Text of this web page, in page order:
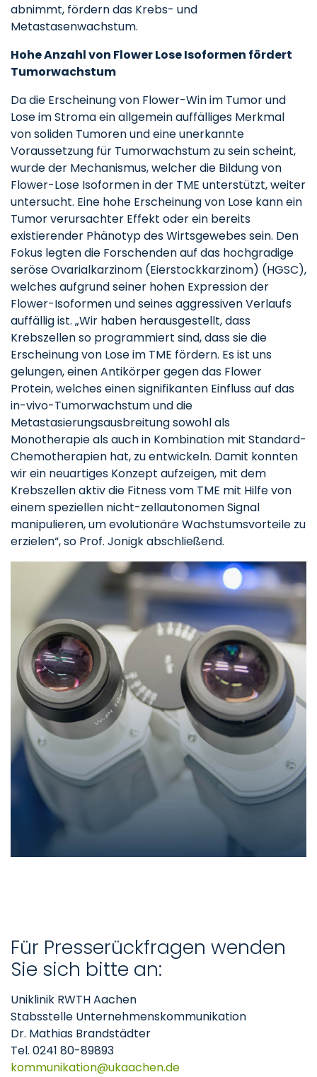
abnimmt, fördern das Krebs- und
Metastasenwachstum.
Hohe Anzahl von Flower Lose Isoformen fördert
Tumorwachstum
Da die Erscheinung von Flower-Win im Tumor und
Lose im Stroma ein allgemein auffälliges Merkmal
von soliden Tumoren und eine unerkannte
Voraussetzung für Tumorwachstum zu sein scheint,
wurde der Mechanismus, welcher die Bildung von
Flower-Lose Isoformen in der TME unterstützt, weiter
untersucht. Eine hohe Erscheinung von Lose kann ein
Tumor verursachter Effekt oder ein bereits
existierender Phänotyp des Wirtsgewebes sein. Den
Fokus legten die Forschenden auf das hochgradige
seröse Ovarialkarzinom (Eierstockkarzinom) (HGSC),
welches aufgrund seiner hohen Expression der
Flower-Isoformen und seines aggressiven Verlaufs
auffällig ist. „Wir haben herausgestellt, dass
Krebszellen so programmiert sind, dass sie die
Erscheinung von Lose im TME fördern. Es ist uns
gelungen, einen Antikörper gegen das Flower
Protein, welches einen signifikanten Einfluss auf das
in-vivo-Tumorwachstum und die
Metastasierungsausbreitung sowohl als
Monotherapie als auch in Kombination mit Standard-
Chemotherapien hat, zu entwickeln. Damit konnten
wir ein neuartiges Konzept aufzeigen, mit dem
Krebszellen aktiv die Fitness vom TME mit Hilfe von
einem speziellen nicht-zellautonomen Signal
manipulieren, um evolutionäre Wachstumsvorteile zu
erzielen“, so Prof. Jonigk abschließend.
Für Presserückfragen wenden
Sie sich bitte an:
Uniklinik RWTH Aachen
Stabsstelle Unternehmenskommunikation
Dr. Mathias Brandstädter
Tel. 0241 80-89893
kommunikation
ukaachende